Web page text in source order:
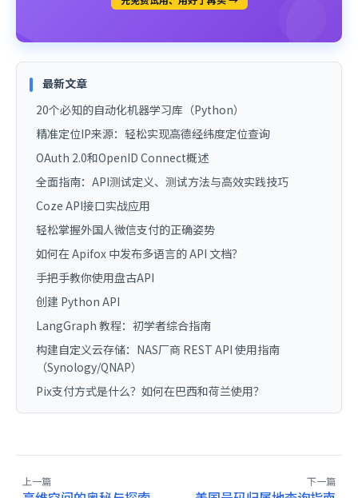
最新文章
20个必知的自动化机器学习库（Python）
精准定位IP来源：轻松实现高德经纬度定位查询
OAuth 2.0和OpenID Connect概述
全面指南：API测试定义、测试方法与高效实践技巧
Coze API接口实战应用
轻松掌握外国人微信支付的正确姿势
如何在 Apifox 中发布多语言的 API 文档？
手把手教你使用盘古API
创建 Python API
LangGraph 教程：初学者综合指南
构建自定义云存储：NAS厂商 REST API 使用指南
（Synology/QNAP）
Pix支付方式是什么？如何在巴西和荷兰使用？
上一篇 下一篇